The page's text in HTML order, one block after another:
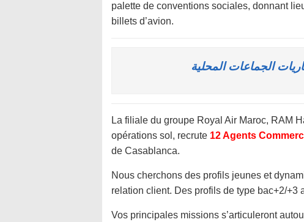
palette de conventions sociales, donnant
billets d’avion.
الجماعات المحلية
La filiale du groupe Royal Air Maroc, RAM
opérations sol, recrute 12 Agents
de Casablanca.
Nous cherchons des profils jeunes et
relation client. Des profils de type bac+2/
Vos principales missions s’articuleront